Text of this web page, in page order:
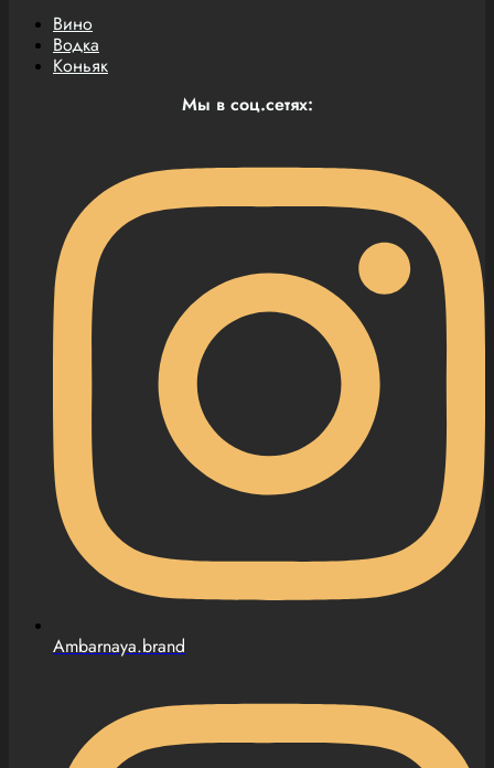
Вино
Водка
Коньяк
Мы в соц.сетях:
Ambarnaya.brand